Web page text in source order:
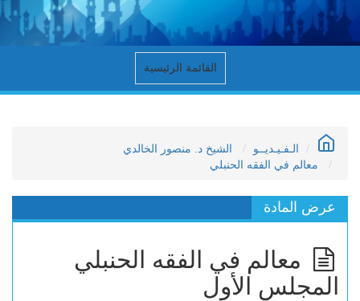
القائمة الرئيسية
الـفـيـديــو
الشيخ د. منصور الخالدي
معالم في الفقه الحنبلي
عرض المادة
معالم في الفقه الحنبلي
المجلس الأول